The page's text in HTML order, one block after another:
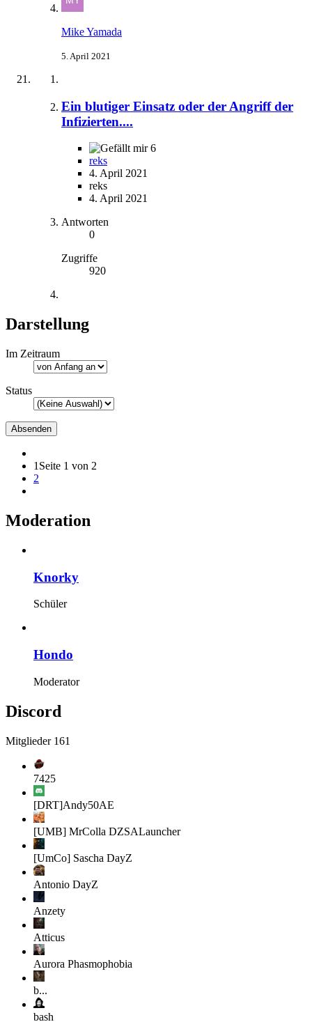
Mike Yamada
5. April 2021
Ein blutiger Einsatz oder der Angriff der
Infizierten....
6
reks
4. April 2021
reks
4. April 2021
Antworten
0
Zugriffe
920
Darstellung
Im Zeitraum
Status
1 Seite 1 von 2
2
Moderation
Knorky
Schüler
Hondo
Moderator
Discord
Mitglieder 161
7425
[DRT]Andy50AE
[UMB] MrColla DZSALauncher
[UmCo] Sascha DayZ
Antonio DayZ
Anzety
Atticus
Aurora Phasmophobia
b...
bash